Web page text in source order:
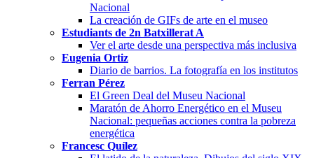
Nacional
La creación de GIFs de arte en el museo
Estudiants de 2n Batxillerat A
Ver el arte desde una perspectiva más inclusiva
Eugenia Ortiz
Diario de barrios. La fotografía en los institutos
Ferran Pérez
El Green Deal del Museu Nacional
Maratón de Ahorro Energético en el Museu
Nacional: pequeñas acciones contra la pobreza
energética
Francesc Quílez